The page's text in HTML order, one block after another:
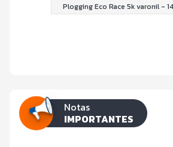
Plogging Eco Race 5k varonil -
Notas
IMPORTANTES